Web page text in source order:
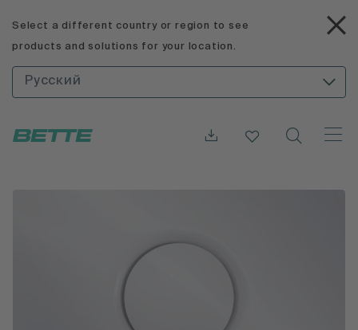
Select a different country or region to see
products and solutions for your location.
Русский